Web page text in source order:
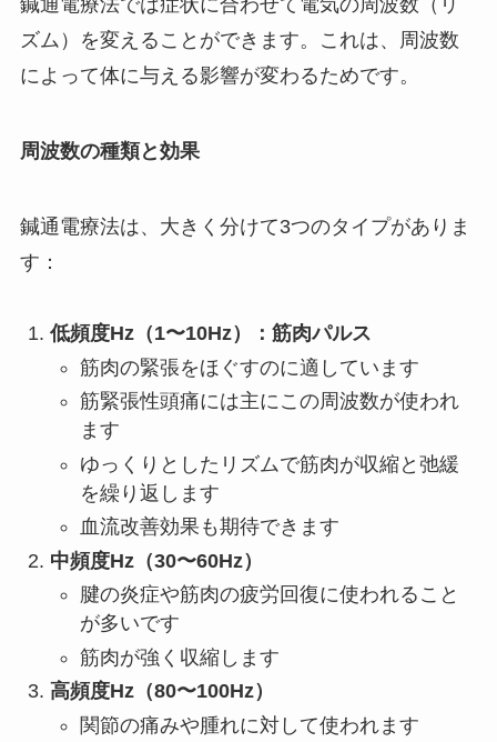
鍼通電療法では症状に合わせて電気の周波数（リ
ズム）を変えることができます。これは、周波数
によって体に与える影響が変わるためです。
周波数の種類と効果
鍼通電療法は、大きく分けて3つのタイプがありま
す：
低頻度Hz（1〜10Hz）：筋肉パルス
筋肉の緊張をほぐすのに適しています
筋緊張性頭痛には主にこの周波数が使われ
ます
ゆっくりとしたリズムで筋肉が収縮と弛緩
を繰り返します
血流改善効果も期待できます
中頻度Hz（30〜60Hz）
腱の炎症や筋肉の疲労回復に使われること
が多いです
筋肉が強く収縮します
高頻度Hz（80〜100Hz）
関節の痛みや腫れに対して使われます